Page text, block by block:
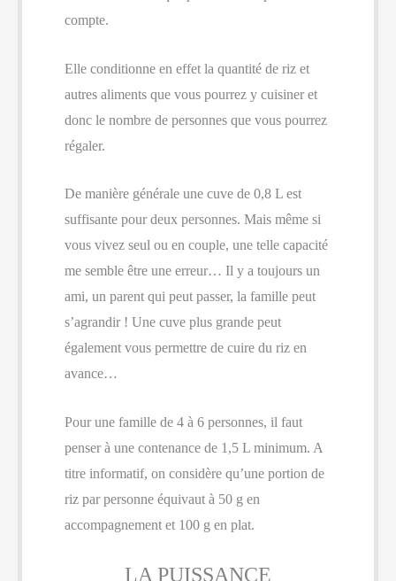
compte.
Elle conditionne en effet la quantité de riz et
autres aliments que vous pourrez y cuisiner et
donc le nombre de personnes que vous pourrez
régaler.
De manière générale une cuve de 0,8 L est
suffisante pour deux personnes. Mais même si
vous vivez seul ou en couple, une telle capacité
me semble être une erreur… Il y a toujours un
ami, un parent qui peut passer, la famille peut
s’agrandir ! Une cuve plus grande peut
également vous permettre de cuire du riz en
avance…
Pour une famille de 4 à 6 personnes, il faut
penser à une contenance de 1,5 L minimum. A
titre informatif, on considère qu’une portion de
riz par personne équivaut à 50 g en
accompagnement et 100 g en plat.
LA PUISSANCE